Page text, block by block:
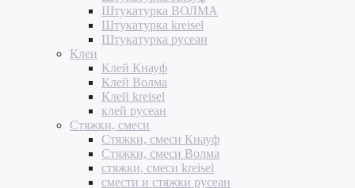
Штукатурка ВОЛМА
Штукатурка kreisel
Штукатурка русеан
Клеи
Клей Кнауф
Клей Волма
Клей kreisel
клей русеан
Стяжки, смеси
Стяжки, смеси Кнауф
Стяжки, смеси Волма
стяжки, смеси kreisel
смести и стяжки русеан